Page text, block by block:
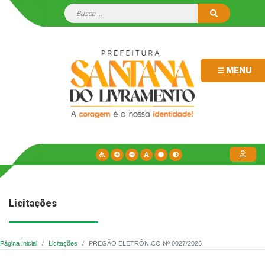
MENU
Licitações
Página Inicial Licitações PREGÃO ELETRÔNICO Nº 0027/2026